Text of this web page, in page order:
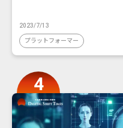
2023/7/13
プラットフォーマー